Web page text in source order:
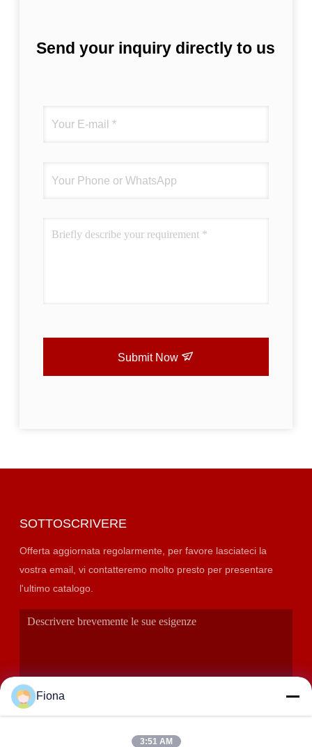
Send your inquiry directly to us
Submit Now
SOTTOSCRIVERE
Offerta aggiornata regolarmente, per favore lasciateci la
vostra email, vi contatteremo molto presto per presentare
l'ultimo catalogo.
Fiona
3:51 AM